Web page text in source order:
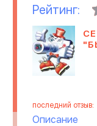
ТРАНСПОРТНЫЕ
УБОРКА
ЮРИДИЧЕСКИЕ
Рейтинг:
последний отзыв:
Описание